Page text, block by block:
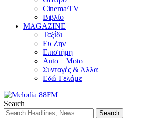
Cinema/TV
Βιβλίο
MAGAZINE
Ταξίδι
Ευ Ζην
Επιστήμη
Auto – Moto
Συνταγές & Άλλα
Εδώ Γελάμε
Search